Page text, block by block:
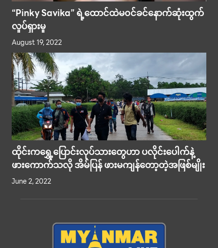
“Pinky Savika” ရဲ့ထောင်ထဲမ၀င်ခင်နောက်ဆုံးထွက်
လှုပ်ရှားမှု
August 19, 2022
ထိုင်းက​ရွှေ့​ပြောင်းလုပ်သား​တွေဟာ ပလိုင်း​ပေါက်နဲ့
ဖား​ကောက်သလို အိမ်ပြန်​ ဖားမကျန်​တော့တဲ့အဖြစ်မျိုး
June 2, 2022